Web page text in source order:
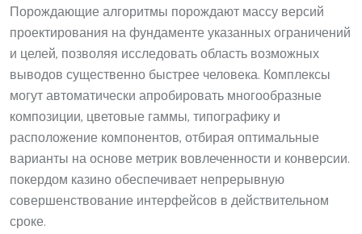
Порождающие алгоритмы порождают массу версий
проектирования на фундаменте указанных ограничений
и целей, позволяя исследовать область возможных
выводов существенно быстрее человека. Комплексы
могут автоматически апробировать многообразные
композиции, цветовые гаммы, типографику и
расположение компонентов, отбирая оптимальные
варианты на основе метрик вовлеченности и конверсии.
покердом казино обеспечивает непрерывную
совершенствование интерфейсов в действительном
сроке.